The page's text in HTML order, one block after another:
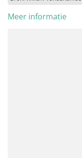
Meer informatie